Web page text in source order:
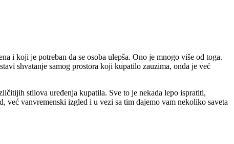
i koji je potreban da se osoba ulepša. Ono je mnogo više od toga.
shvatanje samog prostora koji kupatilo zauzima, onda je već
stilova uređenja kupatila. Sve to je nekada lepo ispratiti,
već vanvremenski izgled i u vezi sa tim dajemo vam nekoliko saveta